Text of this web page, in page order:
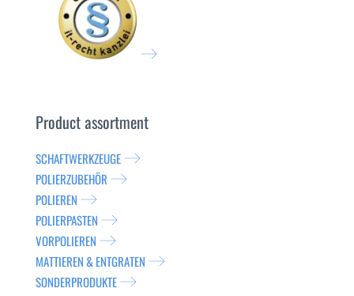
Product assortment
SCHAFTWERKZEUGE
POLIERZUBEHÖR
POLIEREN
POLIERPASTEN
VORPOLIEREN
MATTIEREN & ENTGRATEN
SONDERPRODUKTE